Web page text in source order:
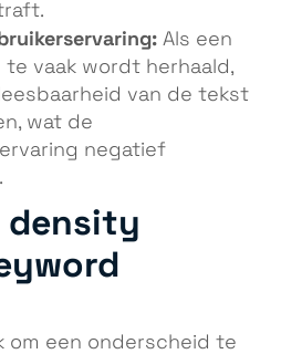
Als een
te vaak wordt herhaald,
van de tekst
wat de
negatief
density
om een onderscheid te